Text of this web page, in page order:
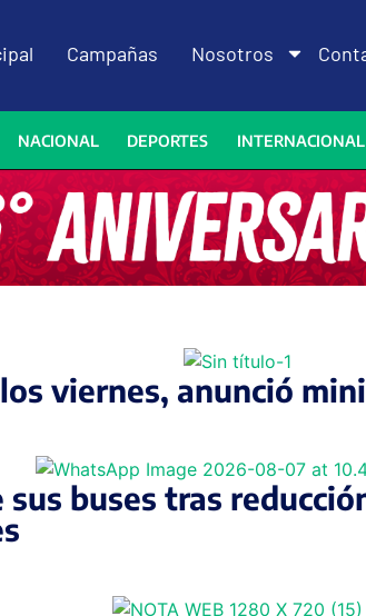
Campañas Nosotros
NACIONAL DEPORTES INTERNACIONAL
viernes, anunció
buses tras